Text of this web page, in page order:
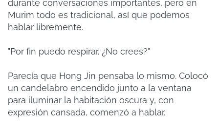
durante conversaciones importantes, pero en
Murim todo es tradicional, así que podemos
hablar libremente.
"Por fin puedo respirar. ¿No crees?"
Parecía que Hong Jin pensaba lo mismo. Colocó
un candelabro encendido junto a la ventana
para iluminar la habitación oscura y, con
expresión cansada, comenzó a hablar.